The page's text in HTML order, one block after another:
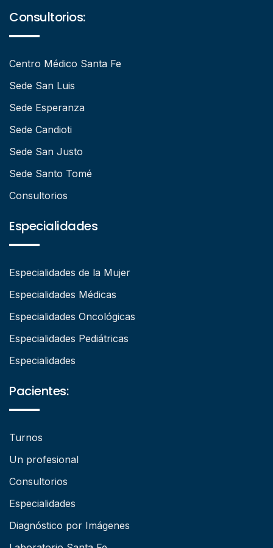
Consultorios:
Centro Médico Santa Fe
Sede San Luis
Sede Esperanza
Sede Candioti
Sede San Justo
Sede Santo Tomé
Consultorios
Especialidades
Especialidades de la Mujer
Especialidades Médicas
Especialidades Oncológicas
Especialidades Pediátricas
Especialidades
Pacientes:
Turnos
Un profesional
Consultorios
Especialidades
Diagnóstico por Imágenes